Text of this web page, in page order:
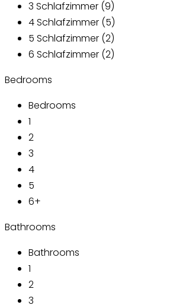
3 Schlafzimmer (9)
4 Schlafzimmer (5)
5 Schlafzimmer (2)
6 Schlafzimmer (2)
Bedrooms
Bedrooms
1
2
3
4
5
6+
Bathrooms
Bathrooms
1
2
3